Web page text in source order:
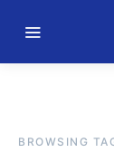
BROWSING